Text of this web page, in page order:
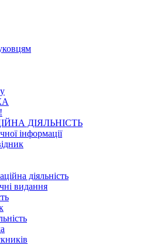
ДІЯЛЬНІСТЬ
інформації
діяльність
видання